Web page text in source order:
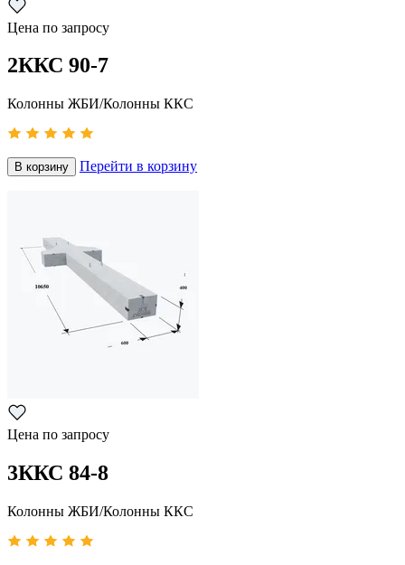
Цена по запросу
2ККС 90-7
Колонны ЖБИ/Колонны ККС
В корзину Перейти в корзину
Цена по запросу
3ККС 84-8
Колонны ЖБИ/Колонны ККС